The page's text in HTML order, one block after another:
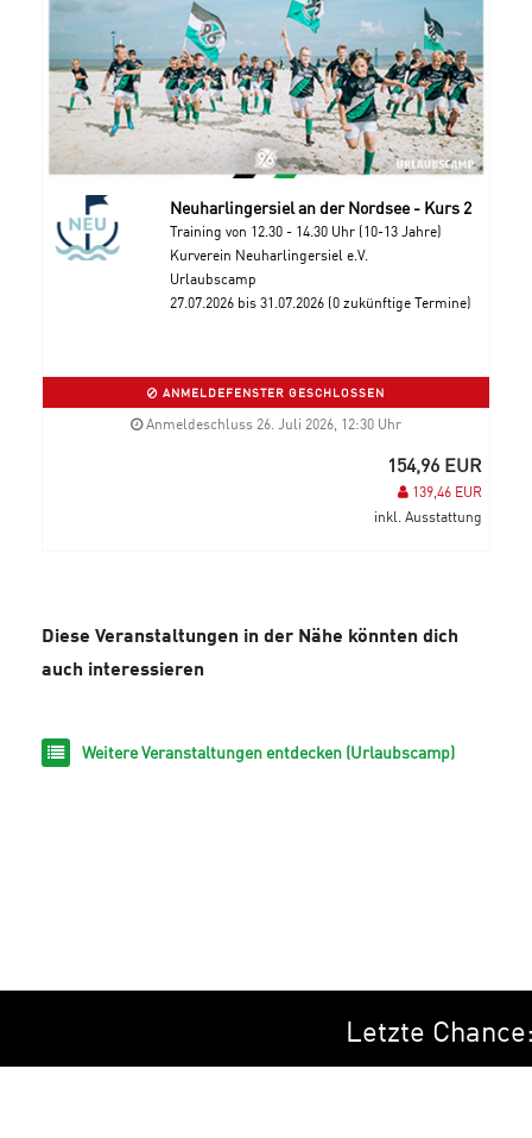
Neuharlingersiel an der Nordsee - Kurs 2
Training von 12.30 - 14.30 Uhr (10-13 Jahre)
Kurverein Neuharlingersiel e.V.
Urlaubscamp
27.07.2026 bis 31.07.2026 (0 zukünftige Termine)
ANMELDEFENSTER GESCHLOSSEN
Anmeldeschluss 26. Juli 2026, 12:30 Uhr
154,96 EUR
139,46 EUR
inkl. Ausstattung
Diese Veranstaltungen in der Nähe könnten dich
auch interessieren
Weitere Veranstaltungen entdecken (Urlaubscamp)
Letzte